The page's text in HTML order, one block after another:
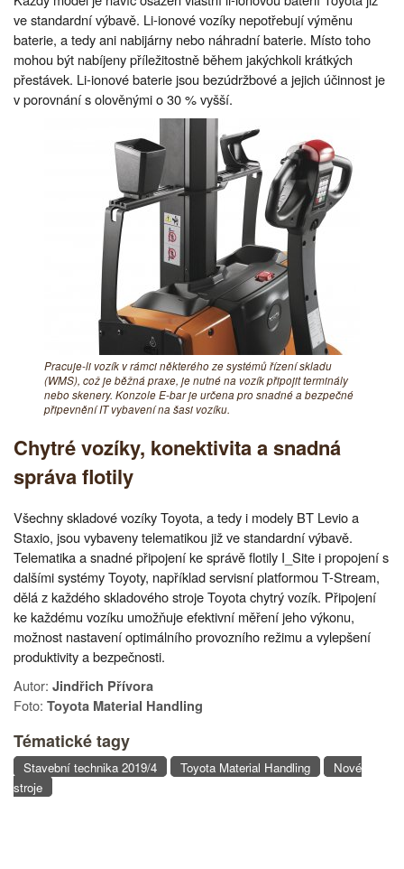
ve standardní výbavě. Li-ionové vozíky nepotřebují výměnu
baterie, a tedy ani nabijárny nebo náhradní baterie. Místo toho
mohou být nabíjeny příležitostně během jakýchkoli krátkých
přestávek. Li-ionové baterie jsou bezúdržbové a jejich účinnost je
v porovnání s olověnými o 30 % vyšší.
Pracuje-li vozík v rámci některého ze systémů řízení skladu
(WMS), což je běžná praxe, je nutné na vozík připojit terminály
nebo skenery. Konzole E-bar je určena pro snadné a bezpečné
připevnění IT vybavení na šasi vozíku.
Chytré vozíky, konektivita a snadná
správa flotily
Všechny skladové vozíky Toyota, a tedy i modely BT Levio a
Staxio, jsou vybaveny telematikou již ve standardní výbavě.
Telematika a snadné připojení ke správě flotily I_Site i propojení s
dalšími systémy Toyoty, například servisní platformou T-Stream,
dělá z každého skladového stroje Toyota chytrý vozík. Připojení
ke každému vozíku umožňuje efektivní měření jeho výkonu,
možnost nastavení optimálního provozního režimu a vylepšení
produktivity a bezpečnosti.
Autor: Jindřich Přívora
Foto: Toyota Material Handling
Tématické tagy
Stavební technika 2019/4 Toyota Material Handling
Nové
stroje